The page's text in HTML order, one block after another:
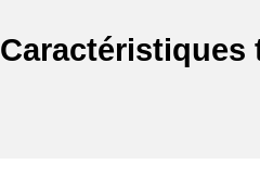
Caractéristiques